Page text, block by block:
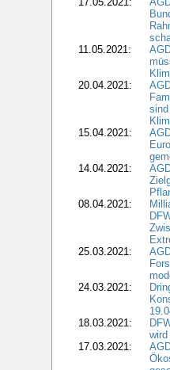
11.05.2021:
20.04.2021:
15.04.2021:
14.04.2021:
08.04.2021:
25.03.2021:
24.03.2021:
18.03.2021:
17.03.2021: